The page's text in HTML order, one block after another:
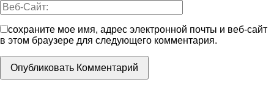
сохраните мое имя, адрес электронной почты и веб-сайт
в этом браузере для следующего комментария.